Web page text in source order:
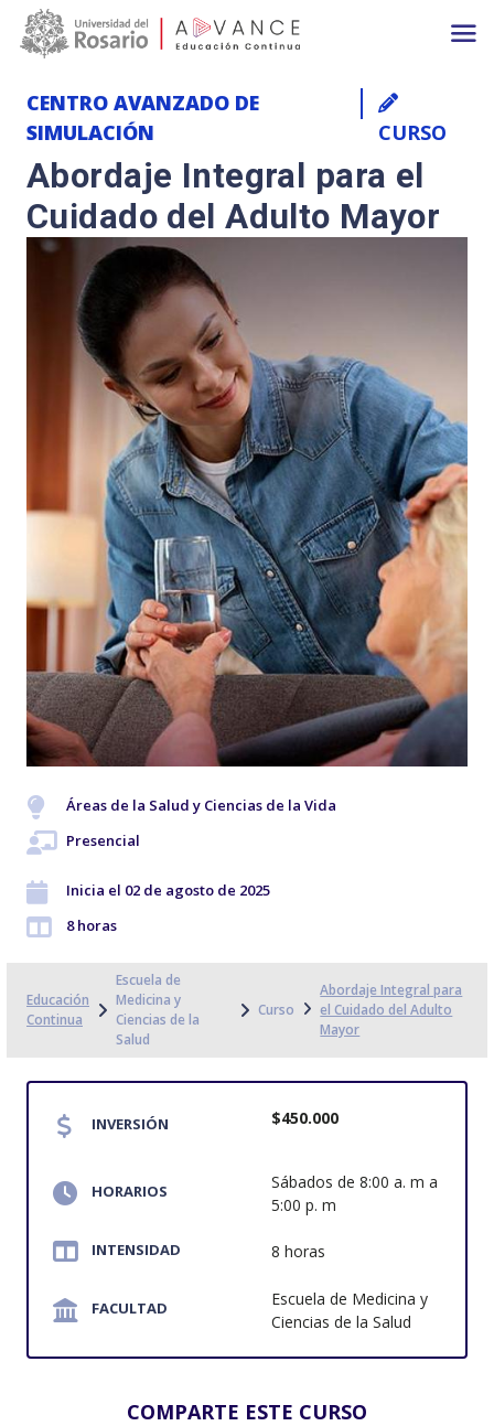
Pasar al contenido principal
Main navigation
CENTRO AVANZADO DE
SIMULACIÓN
CURSO
Abordaje Integral para el
Cuidado del Adulto Mayor
Áreas de la Salud y Ciencias de la Vida
Presencial
Inicia el 02 de agosto de 2025
8 horas
Educación
Continua
Escuela de
Medicina y
Ciencias de la
Salud
Curso
Abordaje Integral para
el Cuidado del Adulto
Mayor
INVERSIÓN $450.000
HORARIOS
Sábados de 8:00 a. m a
5:00 p. m
INTENSIDAD 8 horas
FACULTAD
Escuela de Medicina y
Ciencias de la Salud
COMPARTE ESTE CURSO